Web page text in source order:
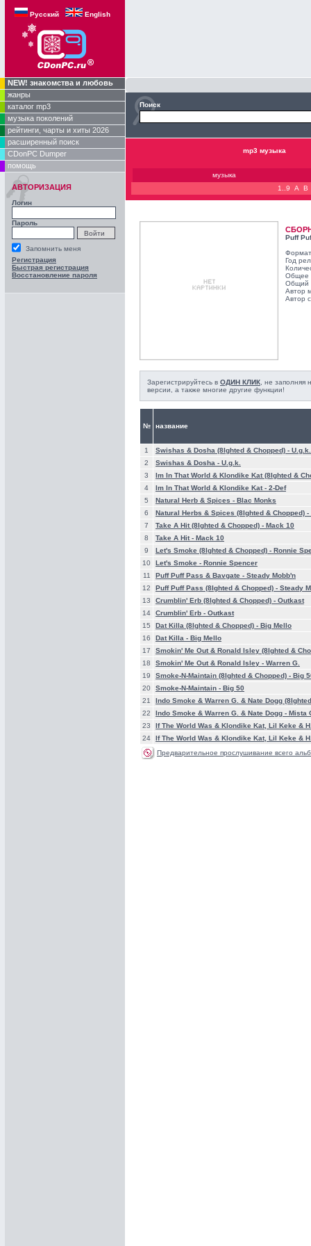
Русский English
NEW! знакомства и любовь
жанры
каталог mp3
музыка поколений
рейтинги, чарты и хиты 2026
расширенный поиск
CDonPC Dumper
помощь
АВТОРИЗАЦИЯ
Логин
Пароль
Запомнить меня
Регистрация
Быстрая регистрация
Восстановление пароля
Поиск
mp3 музыка
музыка
1..9
A B
Puff
Год
Общее
Общий
Автор
Автор
Зарегистрируйтесь в ОДИН КЛИК , не
версии, а также многие другие функции!
№ название
1 Swishas & Dosha (8Ighted & Chopped) - U.g.k.
2
Swishas & Dosha - U.g.k.
3
Im In That World & Klondike Kat (8Ighted &
4
Im In That World & Klondike Kat - 2-Def
5
Natural Herb & Spices - Blac Monks
6
Natural Herbs & Spices (8Ighted & Chopped) -
7
Take A Hit (8Ighted & Chopped) - Mack 10
8
Take A Hit - Mack 10
9
Let's Smoke (8Ighted & Chopped) - Ronnie
10
Let's Smoke - Ronnie Spencer
11
Puff Puff Pass & Bavgate - Steady Mobb'n
12
Puff Puff Pass (8Ighted & Chopped) - Steady
13
Crumblin' Erb (8Ighted & Chopped) - Outkast
14
Crumblin' Erb - Outkast
15
Dat Killa (8Ighted & Chopped) - Big Mello
16
Dat Killa - Big Mello
17
Smokin' Me Out & Ronald Isley (8Ighted &
18
Smokin' Me Out & Ronald Isley - Warren G.
19
Smoke-N-Maintain (8Ighted & Chopped) - Big
20
Smoke-N-Maintain - Big 50
21
Indo Smoke & Warren G. & Nate Dogg
22
Indo Smoke & Warren G. & Nate Dogg - Mista
23
If The World Was & Klondike Kat, Lil Keke &
24
If The World Was & Klondike Kat, Lil Keke &
Предварительное прослушивание всего